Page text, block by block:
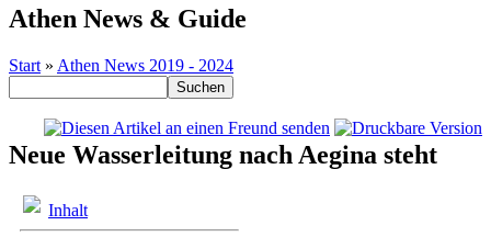
Athen News & Guide
Start » Athen News 2019 - 2024
Neue Wasserleitung nach Aegina steht
Inhalt